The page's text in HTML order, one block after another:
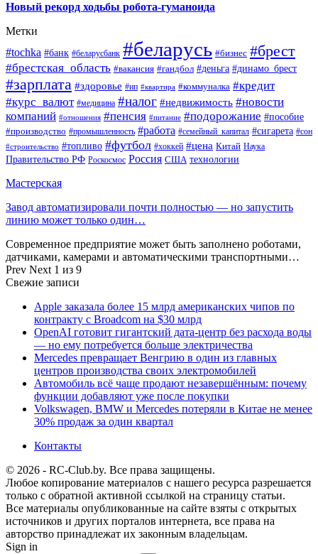
Новый рекорд ходьбы робота-гуманоида
Метки
#tochka #банк #беларусбанк #беларусь #бизнес #брест
#брестская_область #вакансия #гандбол #деньга #динамо_брест
#зарплата #здоровье #ип #квартира #коммуналка #кредит
#курс_валют #медицина #налог #недвижимость #новости
компаний #отношения #пенсия #питание #подорожание #пособие
#производство #промышленность #работа #семейный_капитал #сигарета #сон
#строительство #топливо #футбол #хоккей #цена Китай Наука
Правительство РФ Роскосмос Россия США технологии
Мастерская
Завод автоматизировали почти полностью — но запустить
линию может только один…
Современное предприятие может быть заполнено роботами,
датчиками, камерами и автоматическими транспортными…
Prev Next 1 из 9
Свежие записи
Apple заказала более 15 млрд американских чипов по
контракту с Broadcom на $30 млрд
OpenAI готовит гигантский дата-центр без расхода воды
— но ему потребуется больше электричества
Mercedes превращает Венгрию в один из главных
центров производства своих электромобилей
Автомобиль всё чаще продают незавершённым: почему
функции добавляют уже после покупки
Volkswagen, BMW и Mercedes потеряли в Китае не менее
30% продаж за один квартал
Контакты
© 2026 - RC-Club.by. Все права защищены.
Любое копирование материалов с нашего ресурса разрешается
только с обратной активной ссылкой на страницу статьи.
Все материалы опубликованные на сайте взяты с открытых
источников и других порталов интернета, все права на
авторство принадлежат их законным владельцам.
Sign in